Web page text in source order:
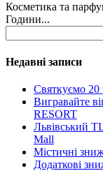
Косметика та
Години...
Недавні записи
Святкуємо 20
Вигравайте
RESORT
Львівський
Mall
Містичні
Додаткові